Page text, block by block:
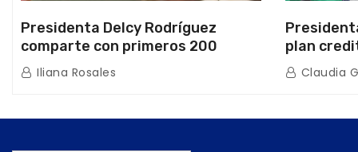
Presidenta Delcy Rodríguez
comparte con primeros 200
beneficiarios de la nueva Casa de
los Abuelos “La Primavera” en
Iliana Rosales
plan
directo
de
Claudia